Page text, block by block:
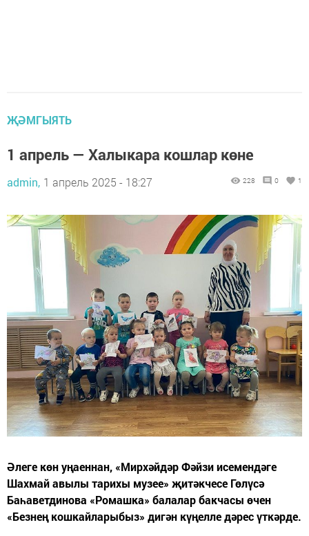
ҖӘМГЫЯТЬ
1 апрель — Халыкара кошлар көне
admin, 1 апрель 2025 - 18:27 228 0 1
Әлеге көн уңаеннан, «Мирхәйдәр Фәйзи исемендәге
Шахмай авылы тарихы музее» җитәкчесе Гөлүсә
Баһаветдинова «Ромашка» балалар бакчасы өчен
«Безнең кошкайларыбыз» дигән күңелле дәрес үткәрде.